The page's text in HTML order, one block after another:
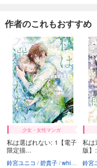
作者のこれもおすすめ
少女・女性マンガ
私は選ばれない: 1【電子
限定描...
鈴宮ユニコ 碧貴子 whimhalooo
私
版】
鈴宮